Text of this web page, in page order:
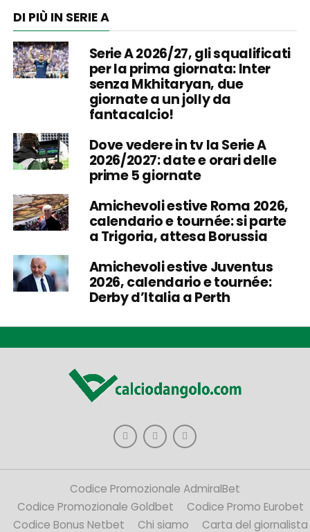
DI PIÙ IN SERIE A
Serie A 2026/27, gli squalificati
per la prima giornata: Inter
senza Mkhitaryan, due
giornate a un jolly da
fantacalcio!
Dove vedere in tv la Serie A
2026/2027: date e orari delle
prime 5 giornate
Amichevoli estive Roma 2026,
calendario e tournée: si parte
a Trigoria, attesa Borussia
Amichevoli estive Juventus
2026, calendario e tournée:
Derby d’Italia a Perth
Codice Promozionale AdmiralBet
Codice Promozionale Goldbet
Codice Promo Eurobet
Codice Bonus Netbet
Chi siamo Carta del giornalista